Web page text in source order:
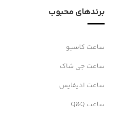
برندهای محبوب
ساعت کاسیو
ساعت جی شاک
ساعت ادیفایس
ساعت Q&Q